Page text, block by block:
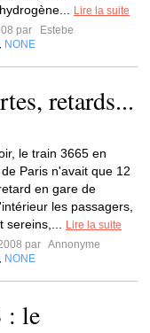
Lire la suite
par
Estebe
NONE
retards...
le train 3665 en
Paris n'avait que 12
en gare de
les passagers,
sereins,...
Lire la suite
par Annonyme
NONE
: le